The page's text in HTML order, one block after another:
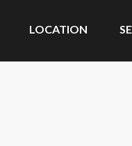
LOCATION